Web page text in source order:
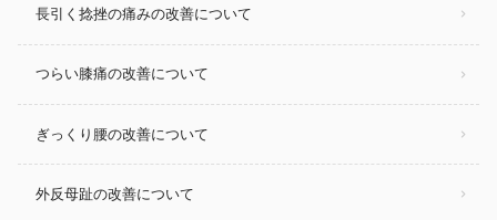
長引く捻挫の痛みの改善について
つらい膝痛の改善について
ぎっくり腰の改善について
外反母趾の改善について